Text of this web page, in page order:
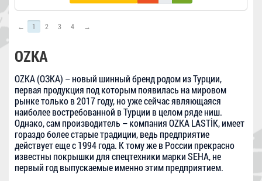
← 1 2 3 4 →
OZKA
OZKA (ОЗКА) – новый шинный бренд родом из Турции,
первая продукция под которым появилась на мировом
рынке только в 2017 году, но уже сейчас являющаяся
наиболее востребованной в Турции в целом ряде ниш.
Однако, сам производитель – компания OZKA LASTİK, имеет
гораздо более старые традиции, ведь предприятие
действует еще с 1994 года. К тому же в России прекрасно
известны покрышки для спецтехники марки SEHA, не
первый год выпускаемые именно этим предприятием.